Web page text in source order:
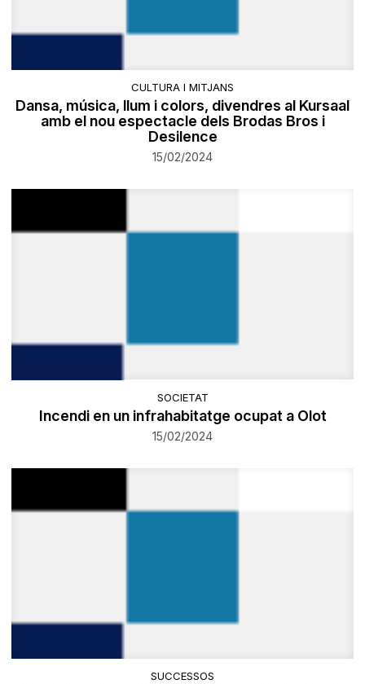
CULTURA I MITJANS
Dansa, música, llum i colors, divendres al Kursaal
amb el nou espectacle dels Brodas Bros i
Desilence
15/02/2024
SOCIETAT
​Incendi en un infrahabitatge ocupat a Olot
15/02/2024
SUCCESSOS